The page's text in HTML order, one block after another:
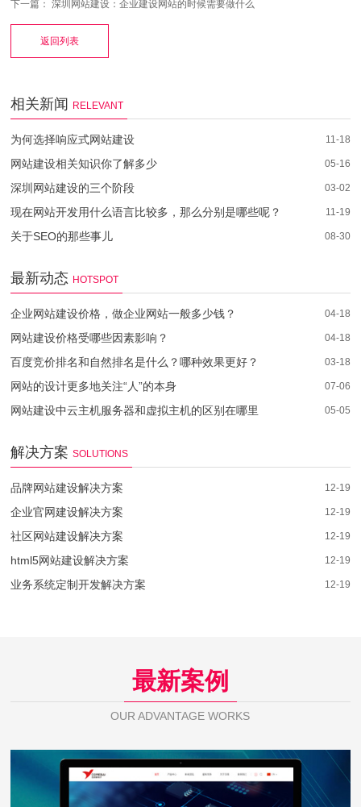
下一篇：深圳网站建设：企业建设网站的时候需要做什么
返回列表
相关新闻 RELEVANT
为何选择响应式网站建设 11-18
网站建设相关知识你了解多少 05-16
深圳网站建设的三个阶段 03-02
现在网站开发用什么语言比较多，那么分别是哪些呢？ 11-19
关于SEO的那些事儿 08-30
最新动态 HOTSPOT
企业网站建设价格，做企业网站一般多少钱？ 04-18
网站建设价格受哪些因素影响？ 04-18
百度竞价排名和自然排名是什么？哪种效果更好？ 03-18
网站的设计更多地关注“人”的本身 07-06
网站建设中云主机服务器和虚拟主机的区别在哪里 05-05
解决方案 SOLUTIONS
品牌网站建设解决方案 12-19
企业官网建设解决方案 12-19
社区网站建设解决方案 12-19
html5网站建设解决方案 12-19
业务系统定制开发解决方案 12-19
最新案例
OUR ADVANTAGE WORKS
芯佰微电子